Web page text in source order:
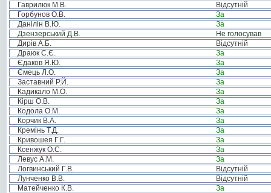
Гаврилюк М.В.
Відсутній
Горбунов О.В.
За
Данілін В.Ю.
За
Дзензерський Д.В.
Не голосував
Дирів А.Б.
Відсутній
Драюк С.Є.
За
Єдаков Я.Ю.
За
Ємець Л.О.
За
Заставний Р.Й.
За
Кадикало М.О.
За
Кірш О.В.
За
Кодола О.М.
За
Корчик В.А.
За
Кремінь Т.Д.
За
Кривошея Г.Г.
За
Ксенжук О.С.
За
Левус А.М.
За
Логвинський Г.В.
Відсутній
Лунченко В.В.
Відсутній
Матейченко К.В.
За